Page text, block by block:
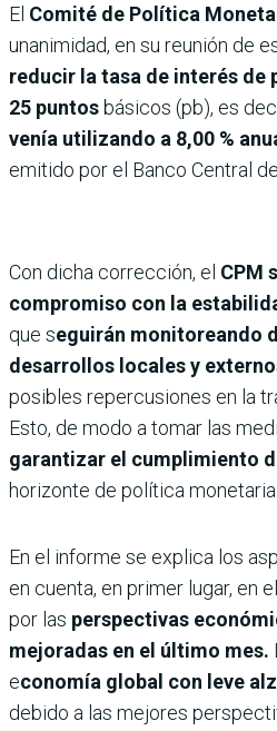
El Comité de Política
unanimidad, en su reunión de
reducir la tasa de interés de
25 puntos básicos (pb), es
venía utilizando a 8,00 %
emitido por el Banco Central
Con dicha corrección, el CPM
compromiso con la
que seguirán monitoreando
desarrollos locales y
posibles repercusiones en la
Esto, de modo a tomar las
garantizar el cumplimiento
horizonte de política monetaria.
En el informe se explica los
en cuenta, en primer lugar, en
por las perspectivas
mejoradas en el último mes.
economía global con leve
debido a las mejores